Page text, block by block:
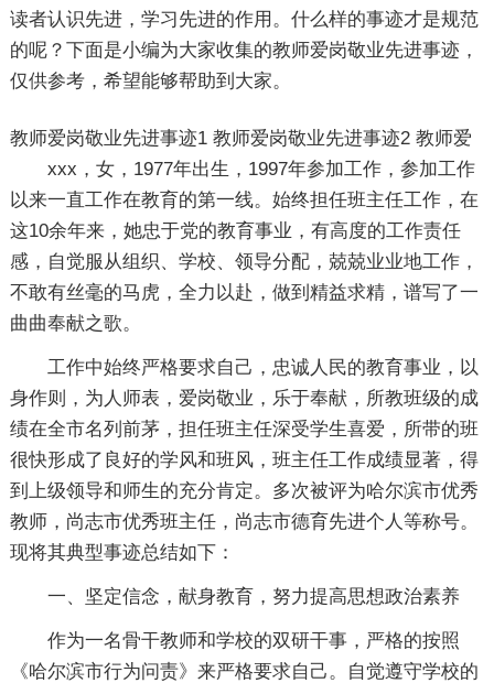
读者认识先进，学习先进的作用。什么样的事迹才是规范
的呢？下面是小编为大家收集的教师爱岗敬业先进事迹，
仅供参考，希望能够帮助到大家。
教师爱岗敬业先进事迹1
xxx，女，1977年出生，1997年参加工作，参加工作
以来一直工作在教育的第一线。始终担任班主任工作，在
这10余年来，她忠于党的教育事业，有高度的工作责任
感，自觉服从组织、学校、领导分配，兢兢业业地工作，
不敢有丝毫的马虎，全力以赴，做到精益求精，谱写了一
曲曲奉献之歌。
工作中始终严格要求自己，忠诚人民的教育事业，以
身作则，为人师表，爱岗敬业，乐于奉献，所教班级的成
绩在全市名列前茅，担任班主任深受学生喜爱，所带的班
很快形成了良好的学风和班风，班主任工作成绩显著，得
到上级领导和师生的充分肯定。多次被评为哈尔滨市优秀
教师，尚志市优秀班主任，尚志市德育先进个人等称号。
现将其典型事迹总结如下：
一、坚定信念，献身教育，努力提高思想政治素养
作为一名骨干教师和学校的双研干事，严格的按照
《哈尔滨市行为问责》来严格要求自己。自觉遵守学校的
教师爱岗敬业先进事迹2 教师爱